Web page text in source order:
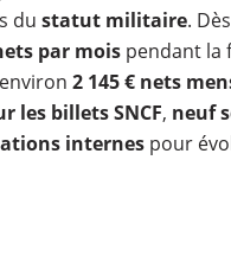
du statut militaire.
par moispendant la
2 145 € nets
les billets SNCF, neuf
internespour